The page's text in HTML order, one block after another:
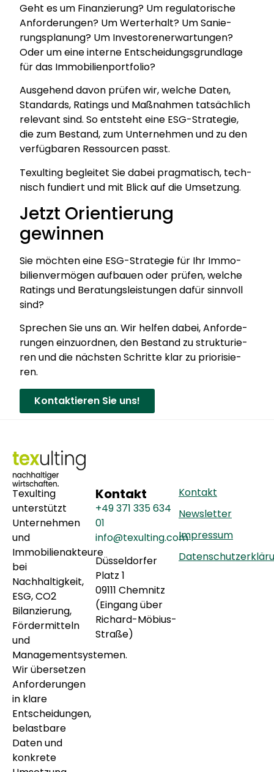
Geht es um Finan­zie­rung? Um regu­la­to­ri­sche
Anfor­de­run­gen? Um Wert­erhalt? Um Sanie­
rungs­pla­nung? Um Inves­to­re­ner­war­tun­gen?
Oder um eine inter­ne Ent­schei­dungs­grund­la­ge
für das Immo­bi­li­en­port­fo­lio?
Aus­ge­hend davon prü­fen wir, wel­che Daten,
Stan­dards, Ratings und Maß­nah­men tat­säch­lich
rele­vant sind. So ent­steht eine ESG-Stra­te­gie,
die zum Bestand, zum Unter­neh­men und zu den
ver­füg­ba­ren Res­sour­cen passt.
Texul­ting beglei­tet Sie dabei prag­ma­tisch, tech­
nisch fun­diert und mit Blick auf die Umset­zung.
Jetzt Orientierung
gewinnen
Sie möch­ten eine ESG-Stra­te­gie für Ihr Immo­
bi­li­en­ver­mö­gen auf­bau­en oder prü­fen, wel­che
Ratings und Bera­tungs­leis­tun­gen dafür sinn­voll
sind?
Spre­chen Sie uns an. Wir hel­fen dabei, Anfor­de­
run­gen ein­zu­ord­nen, den Bestand zu struk­tu­rie­
ren und die nächs­ten Schrit­te klar zu prio­ri­sie­
ren.
Kon­tak­tie­ren Sie uns!
Texulting
unterstützt
Unternehmen
und
Immobilienakteure
bei
Nachhaltigkeit,
ESG, CO2
Bilanzierung,
Fördermitteln
und
Managementsystemen.
Wir übersetzen
Anforderungen
in klare
Entscheidungen,
belastbare
Daten und
konkrete
Kontakt
+49 371 335 634
01
info@texulting.com
Düsseldorfer
Platz 1
09111 Chemnitz
(Eingang über
Richard-Möbius-
Straße)
Kontakt
Newsletter
Impressum